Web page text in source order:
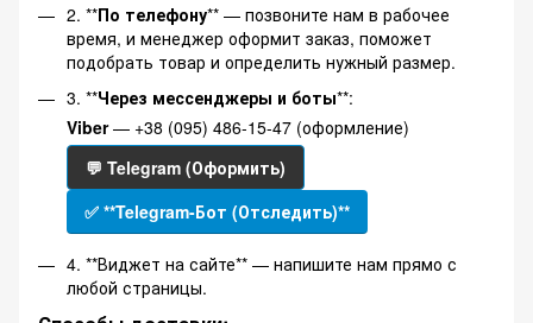
2. **По телефону** — позвоните нам в рабочее
время, и менеджер оформит заказ, поможет
подобрать товар и определить нужный размер.
3. **Через мессенджеры и боты**:
Viber— +38 (095) 486-15-47 (оформление)
💬 Telegram (Оформить)
✅ **Telegram-Бот (Отследить)**
4. **Виджет на сайте** — напишите нам прямо с
любой страницы.